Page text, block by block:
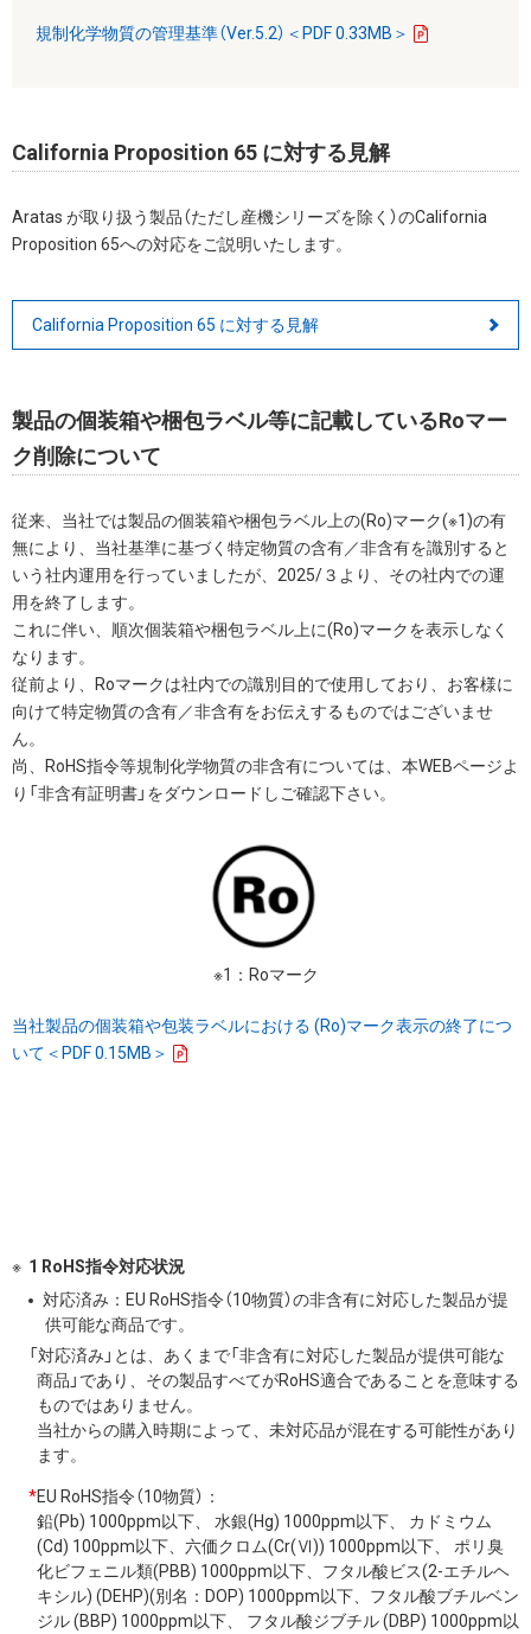
規制化学物質の管理基準（Ver.5.2）＜PDF 0.33MB＞
California Proposition 65 に対する見解
Aratas が取り扱う製品（ただし産機シリーズを除く）のCalifornia
Proposition 65への対応をご説明いたします。
California Proposition 65 に対する見解
製品の個装箱や梱包ラベル等に記載しているRoマー
ク削除について
従来、当社では製品の個装箱や梱包ラベル上の(Ro)マーク(※1)の有
無により、当社基準に基づく特定物質の含有／非含有を識別すると
いう社内運用を行っていましたが、2025/３より、その社内での運
用を終了します。
これに伴い、順次個装箱や梱包ラベル上に(Ro)マークを表示しなく
なります。
従前より、Roマークは社内での識別目的で使用しており、お客様に
向けて特定物質の含有／非含有をお伝えするものではございませ
ん。
尚、RoHS指令等規制化学物質の非含有については、本WEBページよ
り「非含有証明書」をダウンロードしご確認下さい。
※1：Roマーク
当社製品の個装箱や包装ラベルにおける (Ro)マーク表示の終了につ
いて＜PDF 0.15MB＞
1 RoHS指令対応状況
対応済み：EU RoHS指令（10物質）の非含有に対応した製品が提
供可能な商品です。
「対応済み」とは、あくまで「非含有に対応した製品が提供可能な
商品」であり、その製品すべてがRoHS適合であることを意味する
ものではありません。
当社からの購入時期によって、未対応品が混在する可能性があり
ます。
*EU RoHS指令（10物質）：
鉛(Pb) 1000ppm以下、 水銀(Hg) 1000ppm以下、 カドミウム
(Cd) 100ppm以下、六価クロム(Cr(Ⅵ)) 1000ppm以下、 ポリ臭
化ビフェニル類(PBB) 1000ppm以下、フタル酸ビス(2-エチルヘ
キシル) (DEHP)(別名：DOP) 1000ppm以下、フタル酸ブチルベン
ジル (BBP) 1000ppm以下、 フタル酸ジブチル (DBP) 1000ppm以